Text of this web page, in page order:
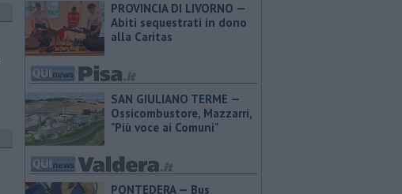
PROVINCIA DI LIVORNO —
Abiti sequestrati in dono
alla Caritas
SAN GIULIANO TERME —
Ossicombustore, Mazzarri,
"Più voce ai Comuni"
PONTEDERA — Bus